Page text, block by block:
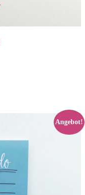
Angebot!